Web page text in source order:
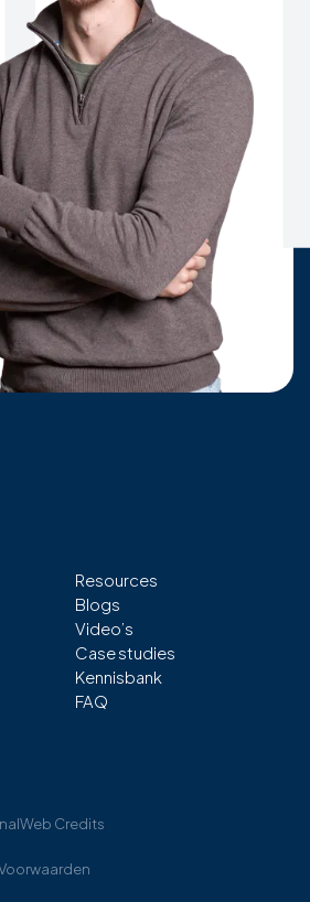
Resources
Blogs
Video’s
Case studies
Kennisbank
FAQ
Web Credits